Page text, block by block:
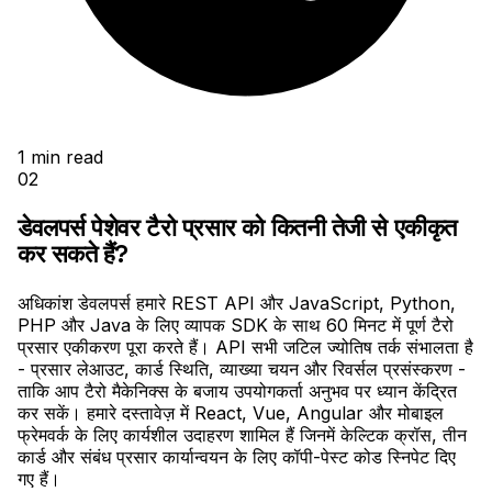
1 min read
02
डेवलपर्स पेशेवर टैरो प्रसार को कितनी तेजी से एकीकृत
कर सकते हैं?
अधिकांश डेवलपर्स हमारे REST API और JavaScript, Python,
PHP और Java के लिए व्यापक SDK के साथ 60 मिनट में पूर्ण टैरो
प्रसार एकीकरण पूरा करते हैं। API सभी जटिल ज्योतिष तर्क संभालता है
- प्रसार लेआउट, कार्ड स्थिति, व्याख्या चयन और रिवर्सल प्रसंस्करण -
ताकि आप टैरो मैकेनिक्स के बजाय उपयोगकर्ता अनुभव पर ध्यान केंद्रित
कर सकें। हमारे दस्तावेज़ में React, Vue, Angular और मोबाइल
फ्रेमवर्क के लिए कार्यशील उदाहरण शामिल हैं जिनमें केल्टिक क्रॉस, तीन
कार्ड और संबंध प्रसार कार्यान्वयन के लिए कॉपी-पेस्ट कोड स्निपेट दिए
गए हैं।